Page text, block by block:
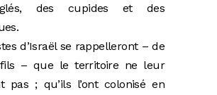
des cupides et des
d’Israël se rappelleront – de
– que le territoire ne leur
pas ; qu’ils l’ont colonisé en